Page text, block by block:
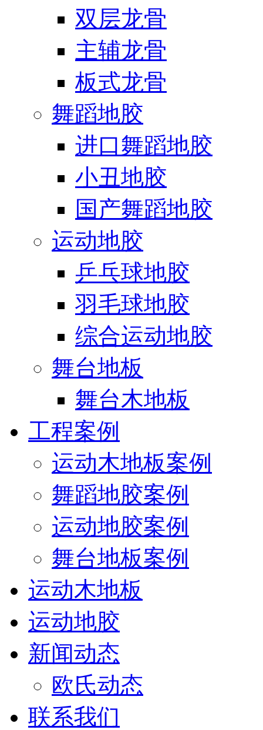
双层龙骨
主辅龙骨
板式龙骨
舞蹈地胶
进口舞蹈地胶
小丑地胶
国产舞蹈地胶
运动地胶
乒乓球地胶
羽毛球地胶
综合运动地胶
舞台地板
舞台木地板
工程案例
运动木地板案例
舞蹈地胶案例
运动地胶案例
舞台地板案例
运动木地板
运动地胶
新闻动态
欧氏动态
联系我们